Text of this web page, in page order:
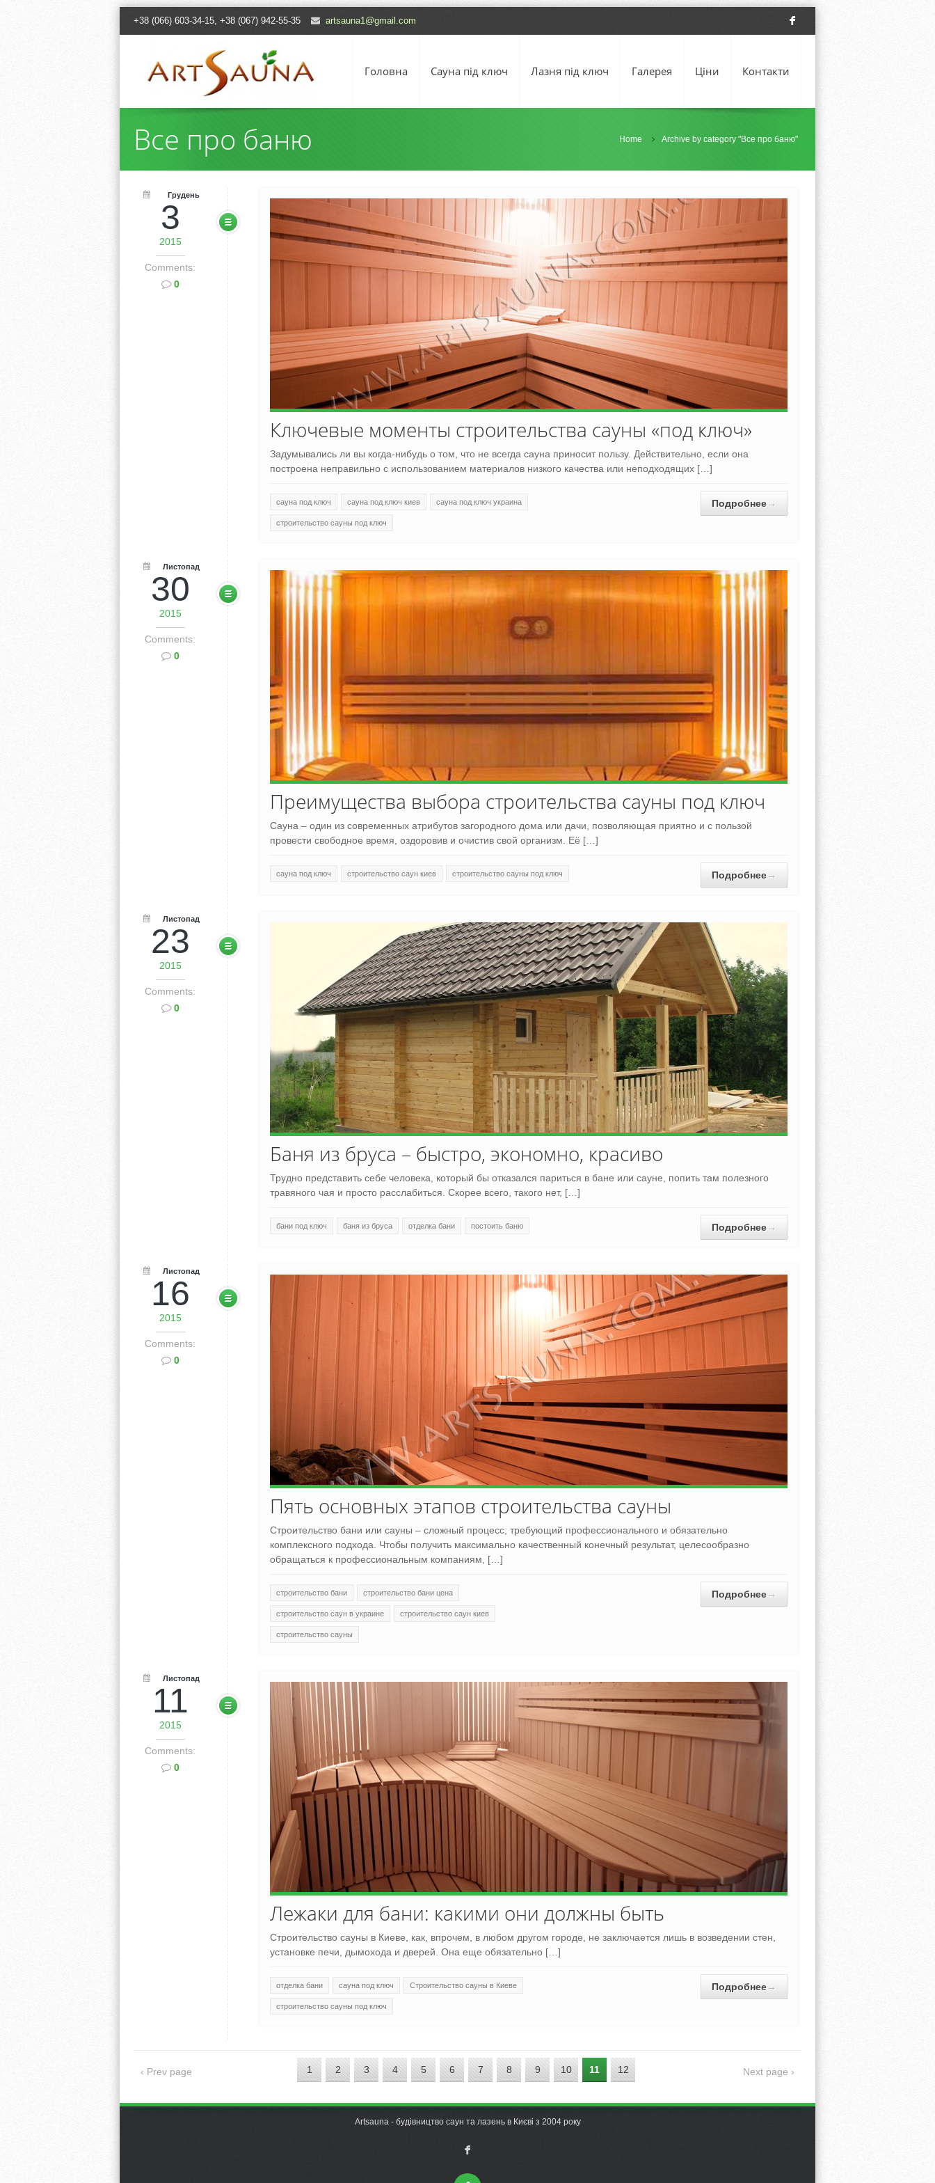
F
+38 (066) 603-34-15, +38 (067) 942-55-35 artsauna1@gmail.com
Головна Сауна під ключ Лазня під ключ Галерея Ціни Контакти
Все про баню Home Archive by category "Все про баню"
3
Грудень
2015
Comments:
0
Ключевые моменты строительства сауны «под ключ»
Задумывались ли вы когда-нибудь о том, что не всегда сауна приносит пользу. Действительно, если она
построена неправильно с использованием материалов низкого качества или неподходящих […]
сауна под ключ сауна под ключ киев сауна под ключ украина
строительство сауны под ключ
Подробнее→
30
Листопад
2015
Comments:
0
Преимущества выбора строительства сауны под ключ
Сауна – один из современных атрибутов загородного дома или дачи, позволяющая приятно и с пользой
провести свободное время, оздоровив и очистив свой организм. Её […]
сауна под ключ строительство саун киев строительство сауны под ключ Подробнее→
23
Листопад
2015
Comments:
0
Баня из бруса – быстро, экономно, красиво
Трудно представить себе человека, который бы отказался париться в бане или сауне, попить там полезного
травяного чая и просто расслабиться. Скорее всего, такого нет, […]
бани под ключ баня из бруса отделка бани постоить баню Подробнее→
16
Листопад
2015
Comments:
0
Пять основных этапов строительства сауны
Строительство бани или сауны – сложный процесс, требующий профессионального и обязательно
комплексного подхода. Чтобы получить максимально качественный конечный результат, целесообразно
обращаться к профессиональным компаниям, […]
строительство бани строительство бани цена
строительство саун в украине строительство саун киев
строительство сауны
Подробнее→
11
Листопад
2015
Comments:
0
Лежаки для бани: какими они должны быть
Строительство сауны в Киеве, как, впрочем, в любом другом городе, не заключается лишь в возведении стен,
установке печи, дымохода и дверей. Она еще обязательно […]
отделка бани сауна под ключ Строительство сауны в Киеве
строительство сауны под ключ
Подробнее→
‹ Prev page 1 2 3 4 5 6 7 8 9 10 11 12 Next page ›
Artsauna - будівництво саун та лазень в Києві з 2004 року
F